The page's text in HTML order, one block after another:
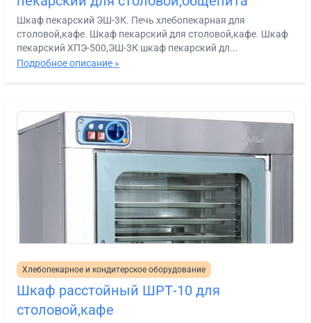
Шкаф пекарский ЭШ-3К. Печь хлебопекарная для
столовой,кафе. Шкаф пекарский для столовой,кафе. Шкаф
пекарский ХПЭ-500,ЭШ-3К шкаф пекарский дл...
Подробное описание »
Хлебопекарное и кондитерское оборудование
Шкаф расстойный ШРТ-10 для
столовой,кафе